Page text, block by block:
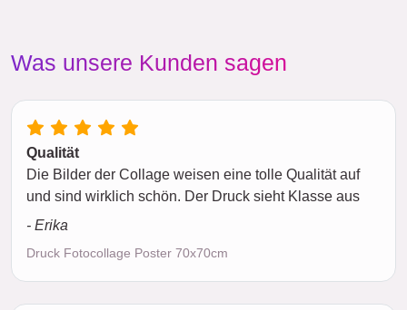
Was unsere Kunden sagen
Qualität
Die Bilder der Collage weisen eine tolle Qualität auf
und sind wirklich schön. Der Druck sieht Klasse aus
- Erika
Druck Fotocollage Poster 70x70cm